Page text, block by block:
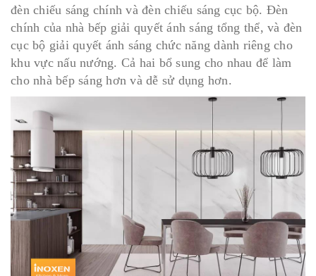
đèn chiếu sáng chính và đèn chiếu sáng cục bộ. Đèn
chính của nhà bếp giải quyết ánh sáng tổng thể, và đèn
cục bộ giải quyết ánh sáng chức năng dành riêng cho
khu vực nấu nướng. Cả hai bổ sung cho nhau để làm
cho nhà bếp sáng hơn và dễ sử dụng hơn.